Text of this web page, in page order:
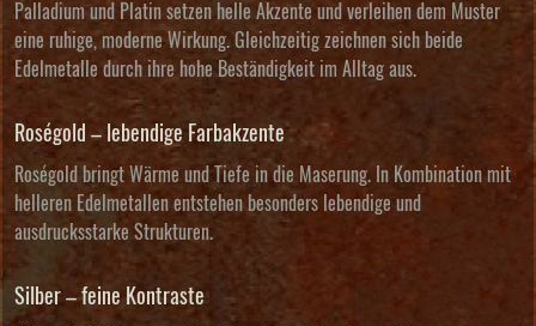
Palladium und Platin setzen helle Akzente und verleihen dem Muster
eine ruhige, moderne Wirkung. Gleichzeitig zeichnen sich beide
Edelmetalle durch ihre hohe Beständigkeit im Alltag aus.
Roségold – lebendige Farbakzente
Roségold bringt Wärme und Tiefe in die Maserung. In Kombination mit
helleren Edelmetallen entstehen besonders lebendige und
ausdrucksstarke Strukturen.
Silber – feine Kontraste